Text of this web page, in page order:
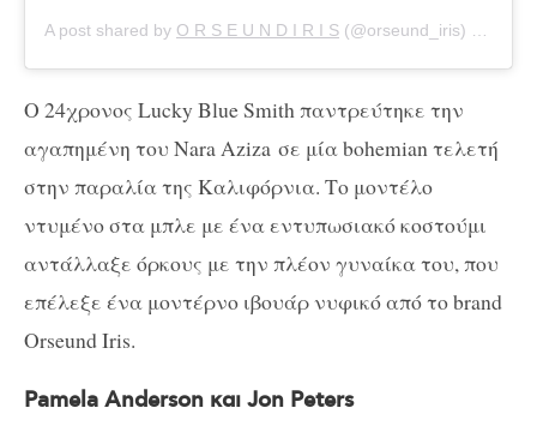
A post shared by O R S E U N D I R I S (@orseund_iris) on
Ο 24χρονος Lucky Blue Smith παντρεύτηκε την
αγαπημένη του Nara Aziza σε μία bohemian τελετή
στην παραλία της Καλιφόρνια. Το μοντέλο
ντυμένο στα μπλε με ένα εντυπωσιακό κοστούμι
αντάλλαξε όρκους με την πλέον γυναίκα του, που
επέλεξε ένα μοντέρνο ιβουάρ νυφικό από το brand
Orseund Iris.
Pamela Anderson και Jon Peters